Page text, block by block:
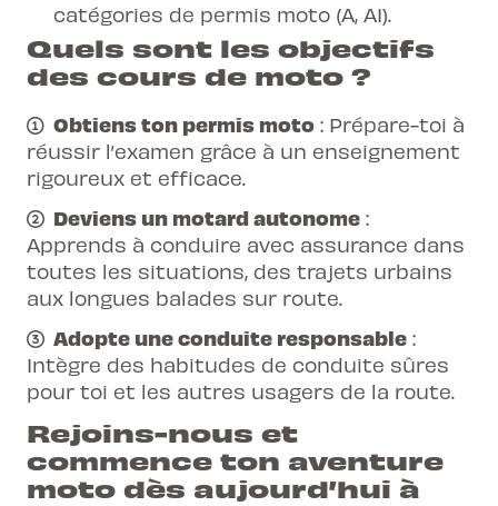
catégories de permis moto (A, A1).
Quels sont les objectifs
des cours de moto ?
Obtiens ton permis moto : Prépare-toi à
réussir l’examen grâce à un enseignement
rigoureux et efficace.
Deviens un motard autonome :
Apprends à conduire avec assurance dans
toutes les situations, des trajets urbains
aux longues balades sur route.
Adopte une conduite responsable :
Intègre des habitudes de conduite sûres
pour toi et les autres usagers de la route.
Rejoins-nous et
commence ton aventure
moto dès aujourd’hui à